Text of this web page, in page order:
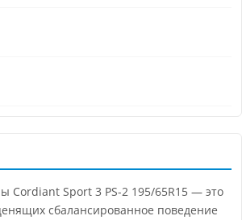
Cordiant Sport 3 PS-2 195/65R15 — это
сбалансированное поведение